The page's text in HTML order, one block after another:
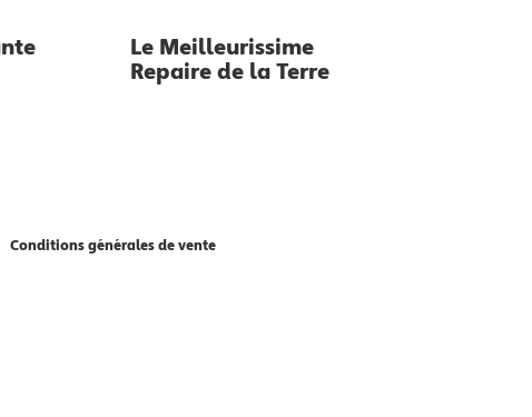
Le Meilleurissime
Repaire de la Terre
Conditions générales de vente